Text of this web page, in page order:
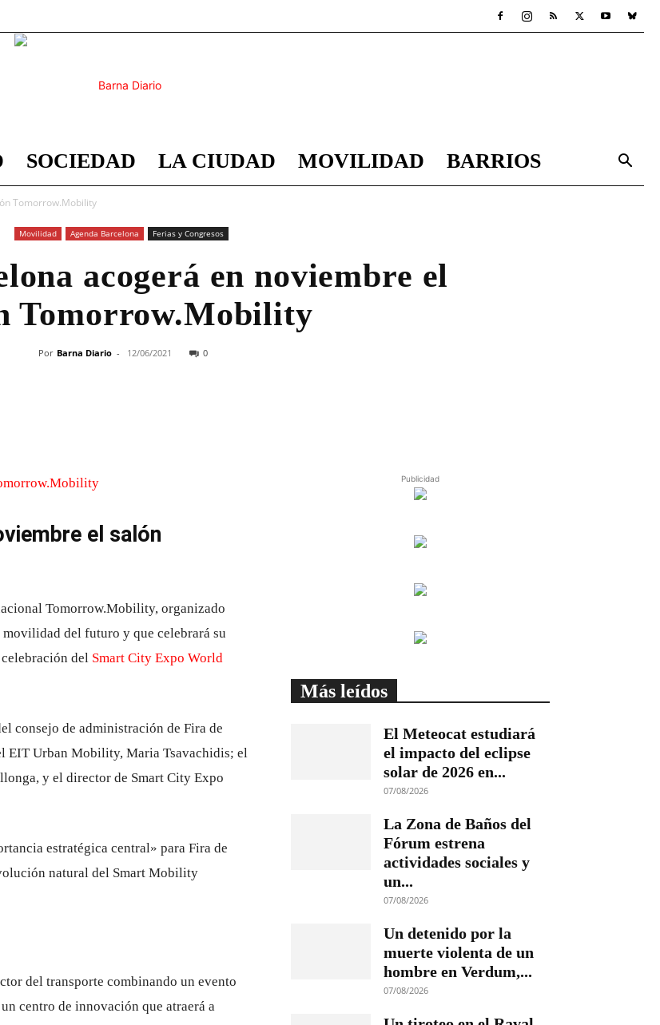
Barna
Diario
SOCIEDAD LA CIUDAD MOVILIDAD BARRIOS
Tomorrow.Mobility
Movilidad Agenda Barcelona Ferias y Congresos
acogerá en noviembre el
Tomorrow.Mobility
Por Barna Diario - 12/06/2021 0
el salón
Tomorrow.Mobility, organizado
del futuro y que celebrará su
del Smart City Expo World
consejo de administración de Fira de
EIT Urban Mobility, Maria Tsavachidis; el
y el director de Smart City Expo
estratégica central» para Fira de
natural del Smart Mobility
del transporte combinando un evento
centro de innovación que atraerá a
Publicidad
Más leídos
El Meteocat estudiará
el impacto del eclipse
solar de 2026 en...
07/08/2026
La Zona de Baños del
Fórum estrena
actividades sociales y
un...
07/08/2026
Un detenido por la
muerte violenta de un
hombre en Verdum,...
07/08/2026